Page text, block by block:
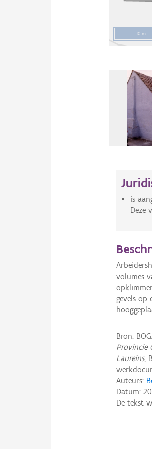
10 m
is
Deze
volumes
gevels op
Bron:
Provincie
Laureins,
Auteurs:
Datum:
De tekst